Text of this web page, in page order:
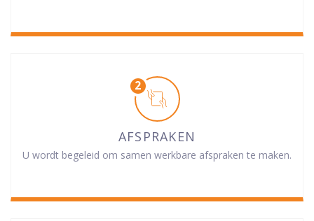
AFSPRAKEN
U wordt begeleid om samen werkbare afspraken te maken.